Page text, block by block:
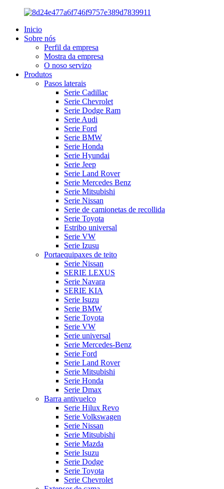
Inicio
Sobre nós
Perfil da empresa
Mostra da empresa
O noso servizo
Produtos
Pasos laterais
Serie Cadillac
Serie Chevrolet
Serie Dodge Ram
Serie Audi
Serie Ford
Serie BMW
Serie Honda
Serie Hyundai
Serie Jeep
Serie Land Rover
Serie Mercedes Benz
Serie Mitsubishi
Serie Nissan
Serie de camionetas de recollida
Serie Toyota
Estribo universal
Serie VW
Serie Izusu
Portaequipaxes de teito
Serie Nissan
SERIE LEXUS
Serie Navara
SERIE KIA
Serie Isuzu
Serie BMW
Serie Toyota
Serie VW
Serie universal
Serie Mercedes-Benz
Serie Ford
Serie Land Rover
Serie Mitsubishi
Serie Honda
Serie Dmax
Barra antivuelco
Serie Hilux Revo
Serie Volkswagen
Serie Nissan
Serie Mitsubishi
Serie Mazda
Serie Isuzu
Serie Dodge
Serie Toyota
Serie Chevrolet